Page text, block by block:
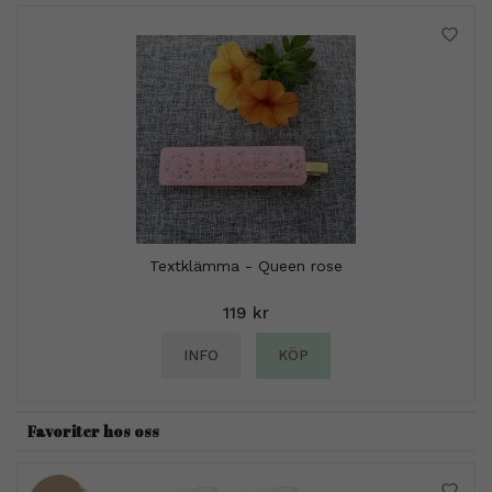
Textklämma - Queen rose
119 kr
INFO KÖP
Favoriter hos oss